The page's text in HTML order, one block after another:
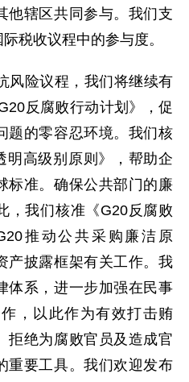
他辖区共同参与。我们支
税收议程中的参与度。
险议程，我们将继续有
反腐败行动计划》，促
题的零容忍环境。我们核
明高级别原则》，帮助企
标准。确保公共部门的廉
，我们核准《G20反腐败
推动公共采购廉洁原
产披露框架有关工作。我
体系，进一步加强在民事
，以此作为有效打击贿
拒绝为腐败官员及造成官
重要工具。我们欢迎发布